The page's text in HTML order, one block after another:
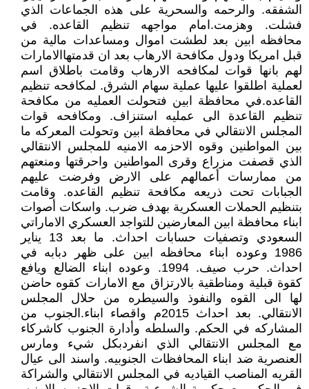
الشفقه. والرحمه والسحرية على هذه الجماعات الذي
فشلت. وهزمت.امام مواجهه تنظيم القاعده. في
محافظه ابين بعد لطشت اموال ومساعدات مالية من
قبل امريكا ودول مكافحة الارهاب بعد ان قدمتهاالامارات
لهم بانها قوات لمكافحه الارهاب وقامت باطلاق اسم
لعملية اطلقوا عليها عملية سهام الشرق. لمكافحه تنظيم
القاعده.في محافظة ابين فتحولت العمليه من مكافحة
تنظيم القاعدة الى عمليه استنزاف. ومكافحه قوات
المجلس الانتقالي في محافظة ابين وتحولت المعركه ما
بين المواطنين وقوه الاحزمه الامنيه للمجلس الانتقالي
الذي قصفت مزراع وقرى المواطنين واحرقتها ومنعتهم
من ممارسات أعمالهم على الارض وفرضت عليهم
الجبابات تحت ذريعه مكافحة تنظيم القاعده. وقامت
بتنظيم الحملات العسكرية بهدف ضرب. واسكات أصوات
ابناء محافظة ابين المعارضين للتواجد العسكري الاماراتي
السعودي وتصفيات حسابات احداث. ما بعد 13 يناير
1986 وعوده ابناء محافظه ابين على ظهر دبابه في
احداث. حرب صيف. 1994. وعوده ابناء الضالع ويافع
كقوة قبلية ومناطقية بالارتزاق مع الامارات كقوه حاضن
لها الى القوه والنفوذ والسيطره من حلال المجلس
الانتقالي. بعد احداث 2015م واقصاء ابناء.الجنوب من
المشاركه في الحكم. والسلطه وأدارة الجنوب كاشركاء
مع المجلس الانتقالي الذي انفردبكل شيء ومارس
العنصرية ضد ابناء المحافظات الجنوبيه. واسند الى عيال
القريه المناصب القياديه في المجلس الانتقالي والشراكة